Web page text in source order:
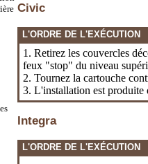
Civic
L'ORDRE DE L'EXÉCUTION
1. Retirez les couvercles
feux "stop" du niveau
2. Tournez la cartouche
3. L'installation est produite
Integra
L'ORDRE DE L'EXÉCUTION